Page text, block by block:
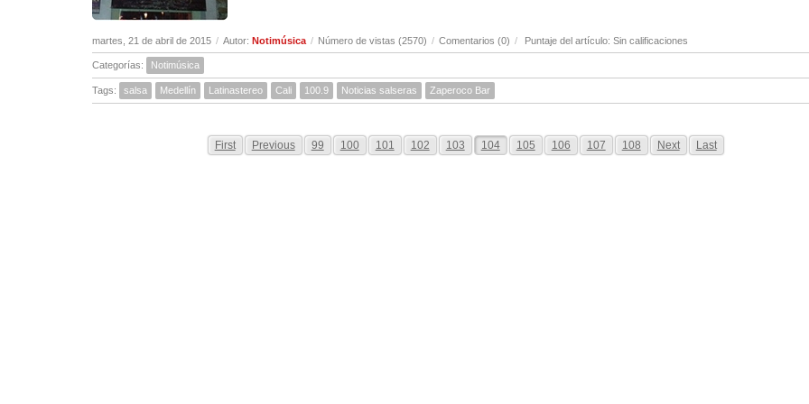
martes, 21 de abril de 2015 / Autor: Notimúsica / Número de vistas (2570) / Comentarios (0) / Puntaje del artículo: Sin calificaciones
Categorías: Notimúsica
Tags: salsa Medellín Latinastereo Cali 100.9 Noticias salseras Zaperoco Bar
First Previous 99 100 101 102 103 104 105 106 107 108 Next Last